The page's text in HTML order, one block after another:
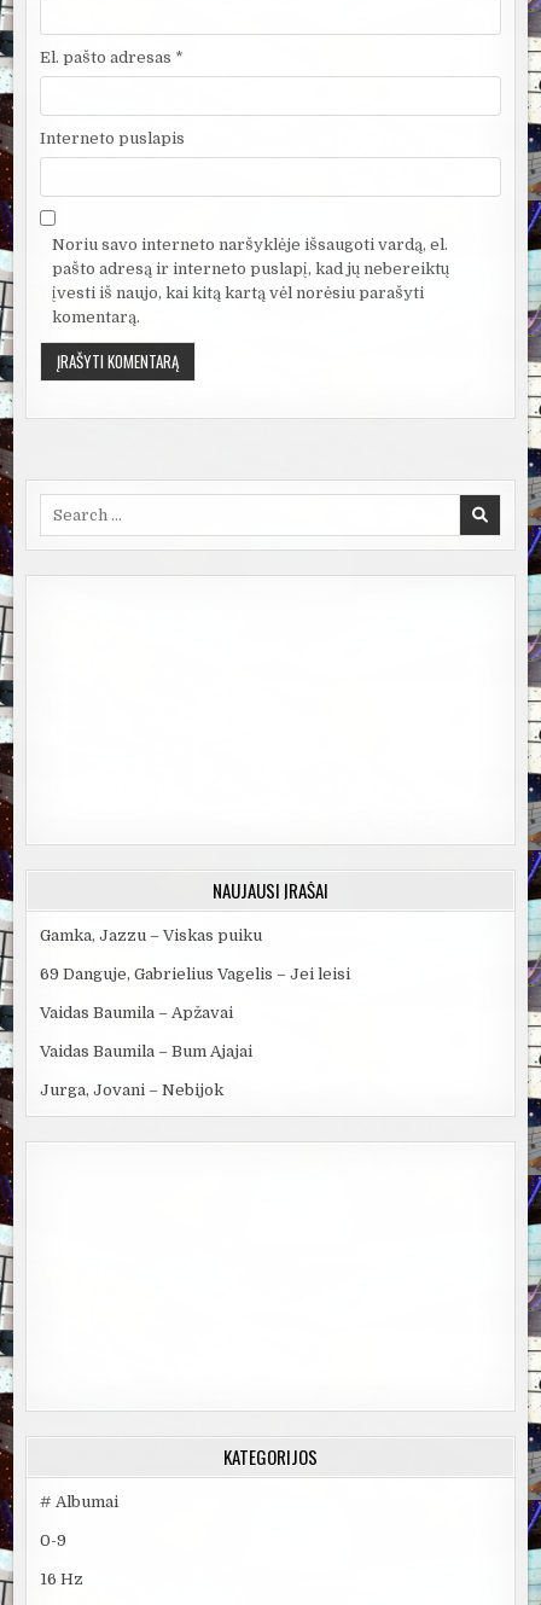
El. pašto adresas *
Interneto puslapis
Noriu savo interneto naršyklėje išsaugoti vardą, el.
pašto adresą ir interneto puslapį, kad jų nebereiktų
įvesti iš naujo, kai kitą kartą vėl norėsiu parašyti
komentarą.
NAUJAUSI ĮRAŠAI
Gamka, Jazzu – Viskas puiku
69 Danguje, Gabrielius Vagelis – Jei leisi
Vaidas Baumila – Apžavai
Vaidas Baumila – Bum Ajajai
Jurga, Jovani – Nebijok
KATEGORIJOS
# Albumai
0-9
16 Hz